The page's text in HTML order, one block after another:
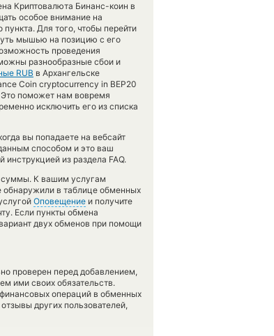
Криптовалюта Бинанс-коин в
особое внимание на
Для того, чтобы перейти
мышью на позицию с его
проведения
разнообразные сбои и
RUB в Архангельске
Coin cryptocurrency in BEP20
Это поможет нам вовремя
исключить его из списка
вы попадаете на вебсайт
способом и это ваш
из раздела FAQ.
суммы. К вашим услугам
обнаружили в таблице обменных
Оповещение и получите
Если пункты обмена
двух обменов при помощи
проверен перед добавлением,
ими своих обязательств.
операций в обменных
других пользователей,